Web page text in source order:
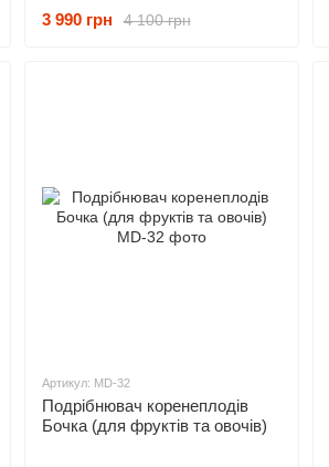
4 100 грн
3 990 грн
Артикул: MD-32
Подрібнювач коренеплодів
Бочка (для фруктів та овочів)